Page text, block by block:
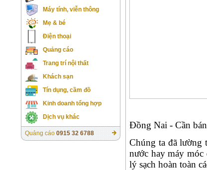
Máy tính, viễn thông
Mẹ & bé
Điện thoại
Quảng cáo
Trang trí nội thất
Khách sạn
Tín dụng, cầm đồ
Kinh doanh tổng hợp
Dịch vụ khác
Quảng cáo 0915 32 6788
Đồng Nai - Cần
Chúng ta đã lường
nước hay máy
lý sạch hoàn toàn